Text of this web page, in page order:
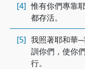
[4] 惟有你們專靠
都存活。
[5] 我照著耶和華
訓你們，使你
行。